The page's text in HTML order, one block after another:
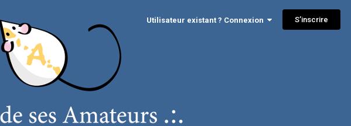
Utilisateur existant ? Connexion S’inscrire